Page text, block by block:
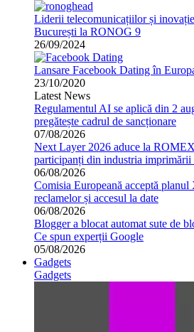
Liderii telecomunicațiilor și
București la RONOG 9
26/09/2024
Lansare Facebook Dating în
23/10/2020
Latest News
Regulamentul AI se aplică din 2
pregătește cadrul de sancționare
07/08/2026
Next Layer 2026 aduce la
participanți din industria imprimării
06/08/2026
Comisia Europeană acceptă planul
reclamelor și accesul la date
06/08/2026
Blogger a blocat automat sute de
Ce spun experții Google
05/08/2026
Gadgets
Gadgets